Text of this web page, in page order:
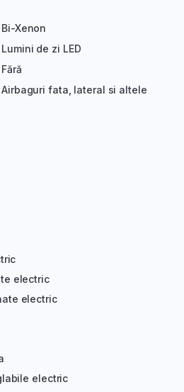
Bi-Xenon
Lumini de zi LED
Fără
Airbaguri fata, lateral si altele
electric
electric
electric